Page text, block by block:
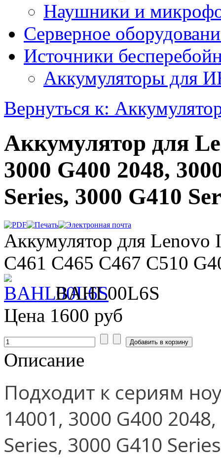
Наушники и
Серверное
Источники
Аккумуляторы для
Вернуться к:
Аккумулятор для
3000 G400 2048,
Series, 3000 G410
Аккумулятор для Lenovo
C461 C465 C467 C510
BAHL00L6S
Цена 1600 руб
Описание
Подходит к сериям
14001, 3000 G400
Series, 3000 G410 Series